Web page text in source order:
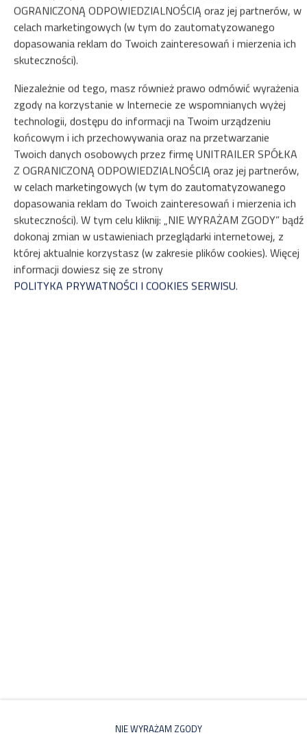
ZOBACZ NA MAPIE
ZAREZERWUJ
Właściwości
OGRANICZONĄ ODPOWIEDZIALNOŚCIĄ oraz jej partnerów, w
celach marketingowych (w tym do zautomatyzowanego
dopasowania reklam do Twoich zainteresowań i mierzenia ich
skuteczności).
Niezależnie od tego, masz również prawo odmówić wyrażenia
zgody na korzystanie w Internecie ze wspomnianych wyżej
technologii, dostępu do informacji na Twoim urządzeniu
końcowym i ich przechowywania oraz na przetwarzanie
Twoich danych osobowych przez firmę UNITRAILER SPÓŁKA
Z OGRANICZONĄ ODPOWIEDZIALNOŚCIĄ oraz jej partnerów,
w celach marketingowych (w tym do zautomatyzowanego
dopasowania reklam do Twoich zainteresowań i mierzenia ich
skuteczności). W tym celu kliknij: „NIE WYRAŻAM ZGODY” bądź
dokonaj zmian w ustawieniach przeglądarki internetowej, z
której aktualnie korzystasz (w zakresie plików cookies). Więcej
informacji dowiesz się ze strony
POLITYKA PRYWATNOŚCI I COOKIES SERWISU.
NIE WYRAŻAM ZGODY